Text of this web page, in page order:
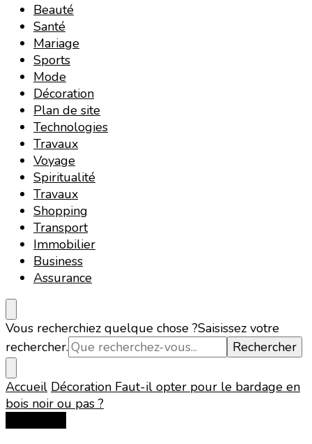
Beauté
Santé
Mariage
Sports
Mode
Décoration
Plan de site
Technologies
Travaux
Voyage
Spiritualité
Travaux
Shopping
Transport
Immobilier
Business
Assurance
Vous recherchiez quelque chose ?Saisissez votre
rechercher.
Accueil Décoration Faut-il opter pour le bardage en
bois noir ou pas ?